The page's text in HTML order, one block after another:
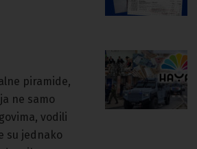
piramide,
ne samo
vodili
su jednako